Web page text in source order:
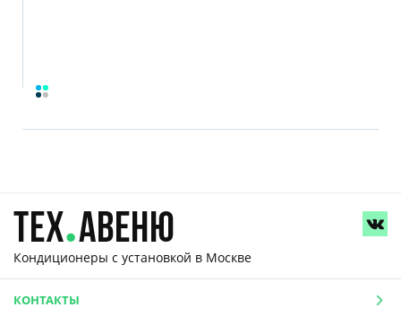
Кондиционеры с установкой в Москве
КОНТАКТЫ